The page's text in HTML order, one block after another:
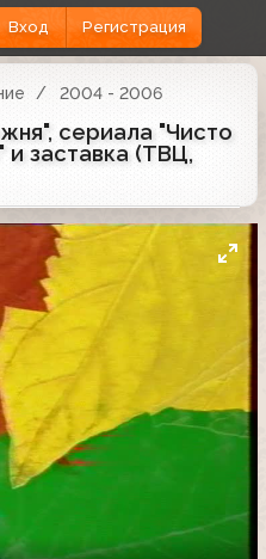
Вход Регистрация
2004 - 2006
сериала "Чисто
и заставка (ТВЦ,